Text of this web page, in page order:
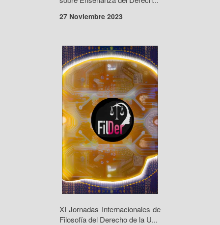
27 Noviembre 2023
XI Jornadas Internacionales de
Filosofía del Derecho de la U...